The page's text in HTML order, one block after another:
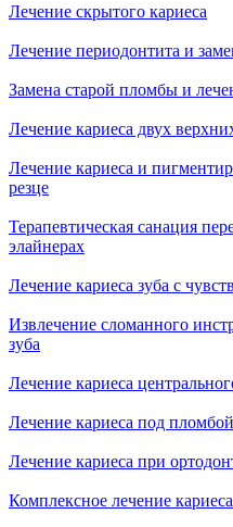
Лечение скрытого кариеса
Лечение периодонтита и
Замена старой пломбы и
Лечение кариеса двух
Лечение кариеса и
резце
Терапевтическая санация
элайнерах
Лечение кариеса зуба с
Извлечение сломанного
зуба
Лечение кариеса
Лечение кариеса под пломбой
Лечение кариеса при
Комплексное лечение